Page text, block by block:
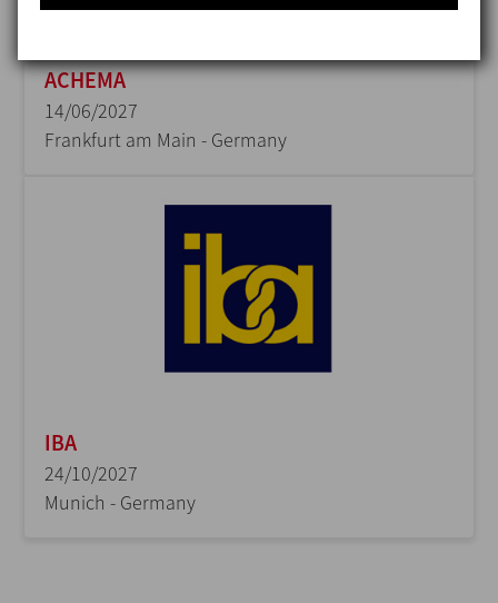
ACHEMA
14/06/2027
Frankfurt am Main - Germany
IBA
24/10/2027
Munich - Germany